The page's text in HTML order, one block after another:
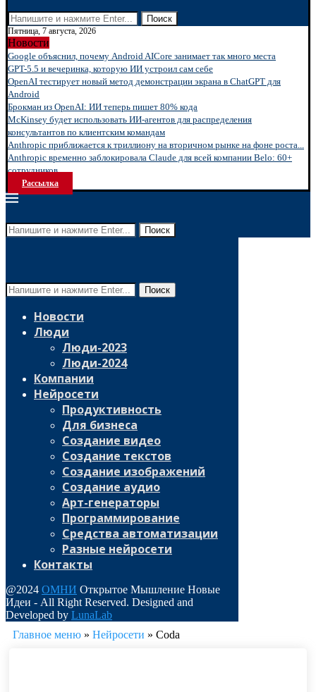
Поиск
Пятница, 7 августа, 2026
Новости
Google объяснил, почему Android AICore занимает так много места
GPT-5.5 и вечеринка, которую ИИ устроил сам себе
OpenAI тестирует новый метод демонстрации экрана в ChatGPT для
Android
Брокман из OpenAI: ИИ теперь пишет 80% кода
McKinsey будет использовать ИИ-агентов для распределения
консультантов по клиентским командам
Anthropic приближается к триллиону на вторичном рынке на фоне роста...
Anthropic временно заблокировала Claude для всей компании Belo: 60+
сотрудников...
Рассылка
Поиск
Поиск
Новости
Люди
Люди-2023
Люди-2024
Компании
Нейросети
Продуктивность
Для бизнеса
Создание видео
Создание текстов
Создание изображений
Создание аудио
Арт-генераторы
Программирование
Средства автоматизации
Разные нейросети
Контакты
@2024 ОМНИ Открытое Мышление Новые
Идеи - All Right Reserved. Designed and
Developed by LunaLab
Главное меню » Нейросети » Coda